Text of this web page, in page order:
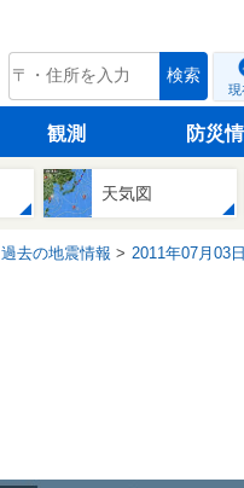
tenki.jp 検索
現
観測 防災
天気図
過去の地震情報 2011年07月03日